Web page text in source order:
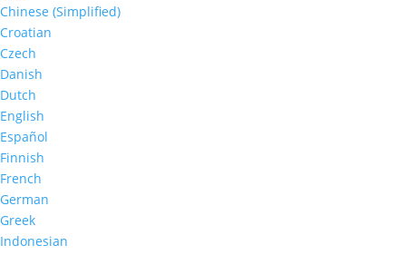
Chinese (Simplified)
Croatian
Czech
Danish
Dutch
English
Español
Finnish
French
German
Greek
Indonesian